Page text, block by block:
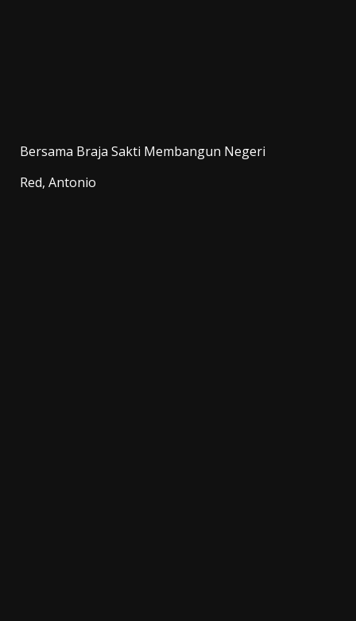
Bersama Braja Sakti Membangun Negeri
Red, Antonio